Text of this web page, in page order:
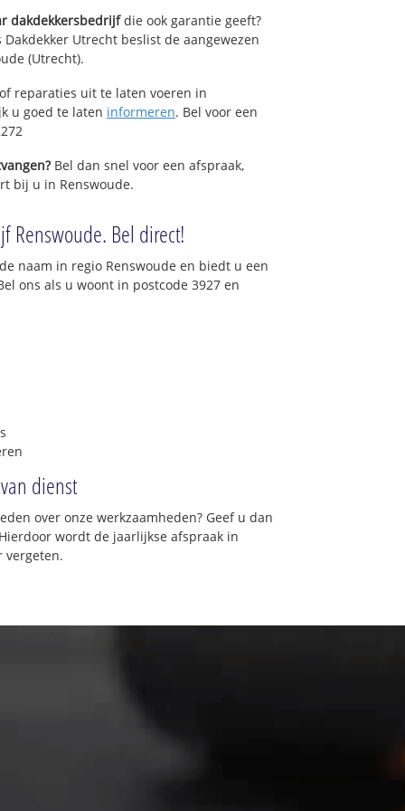
dakdekkersbedrijfdie ook garantie geeft?
Utrecht beslist de aangewezen
(Utrecht).
reparaties uit te laten voeren in
u goed te laten informeren. Bel voor een
Bel dan snel voor een afspraak,
bij u in Renswoude.
Renswoude. Bel direct!
naam in regio Renswoude en biedt u een
ons als u woont in postcode 3927 en
dienst
over onze werkzaamheden? Geef u dan
wordt de jaarlijkse afspraak in
vergeten.